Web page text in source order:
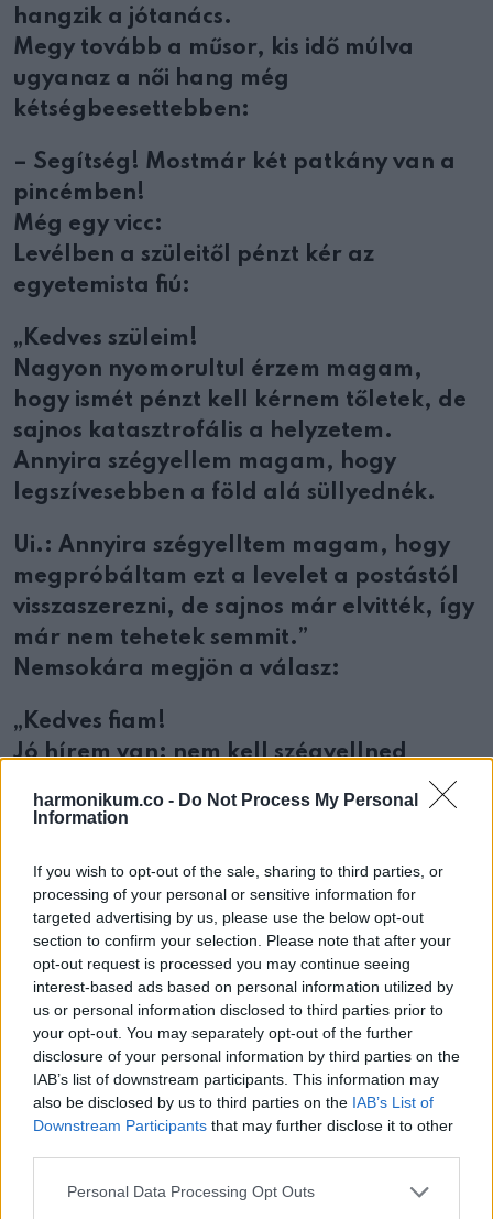
harmonikum.co - Do Not Process My Personal
Information
If you wish to opt-out of the sale, sharing to third parties, or
processing of your personal or sensitive information for
targeted advertising by us, please use the below opt-out
section to confirm your selection. Please note that after your
opt-out request is processed you may continue seeing
interest-based ads based on personal information utilized by
us or personal information disclosed to third parties prior to
your opt-out. You may separately opt-out of the further
disclosure of your personal information by third parties on the
IAB’s list of downstream participants. This information may
also be disclosed by us to third parties on the IAB’s List of
Downstream Participants that may further disclose it to other
Please note that this website/app uses one or more Google
Personal Data Processing Opt Outs
hangzik a jótanács.
Megy tovább a műsor, kis idő múlva
ugyanaz a női hang még
kétségbeesettebben:
– Segítség! Mostmár két patkány van a
pincémben!
Még egy vicc:
Levélben a szüleitől pénzt kér az
egyetemista fiú:
„Kedves szüleim!
Nagyon nyomorultul érzem magam,
hogy ismét pénzt kell kérnem tőletek, de
sajnos katasztrofális a helyzetem.
Annyira szégyellem magam, hogy
legszívesebben a föld alá süllyednék.
Ui.: Annyira szégyelltem magam, hogy
megpróbáltam ezt a levelet a postástól
visszaszerezni, de sajnos már elvitték, így
már nem tehetek semmit.”
Nemsokára megjön a válasz:
„Kedves fiam!
Jó hírem van: nem kell szégyellned
elkeverhette a posta, mivel mi nem